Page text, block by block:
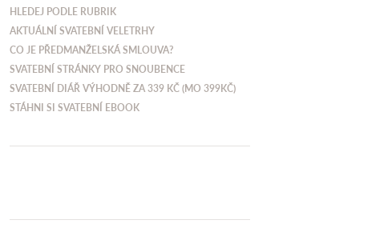
HLEDEJ PODLE RUBRIK
AKTUÁLNÍ SVATEBNÍ VELETRHY
CO JE PŘEDMANŽELSKÁ SMLOUVA?
SVATEBNÍ STRÁNKY PRO SNOUBENCE
SVATEBNÍ DIÁŘ VÝHODNĚ ZA 339 KČ (MO 399KČ)
STÁHNI SI SVATEBNÍ EBOOK